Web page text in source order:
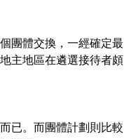
團體交換，一經確定最
主地區在遴選接待者頗
已。而團體計劃則比較